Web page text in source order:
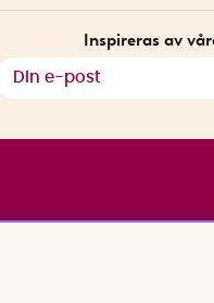
Inspireras av